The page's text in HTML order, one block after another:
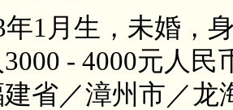
年1月生，未婚，
- 4000元人
省／漳州市／